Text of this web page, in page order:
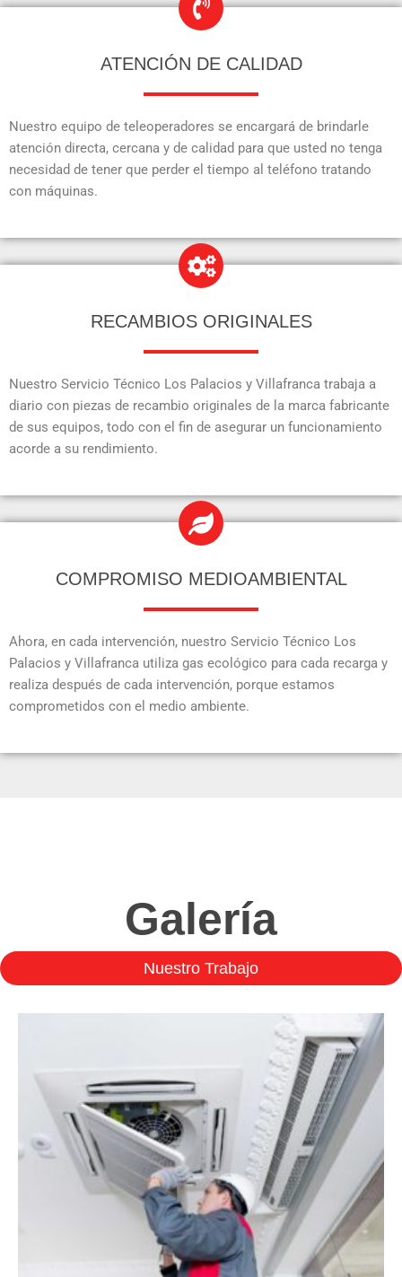
ATENCIÓN DE CALIDAD
Nuestro equipo de teleoperadores se encargará de brindarle
atención directa, cercana y de calidad para que usted no tenga
necesidad de tener que perder el tiempo al teléfono tratando
con máquinas.
RECAMBIOS ORIGINALES
Nuestro Servicio Técnico Los Palacios y Villafranca trabaja a
diario con piezas de recambio originales de la marca fabricante
de sus equipos, todo con el fin de asegurar un funcionamiento
acorde a su rendimiento.
COMPROMISO MEDIOAMBIENTAL
Ahora, en cada intervención, nuestro Servicio Técnico Los
Palacios y Villafranca utiliza gas ecológico para cada recarga y
realiza después de cada intervención, porque estamos
comprometidos con el medio ambiente.
Galería
Nuestro Trabajo